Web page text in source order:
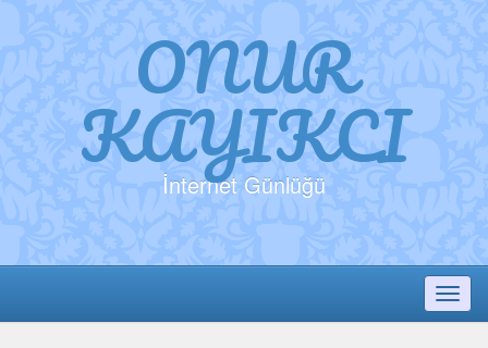
ONUR
KAYIKCI
İnternet Günlüğü